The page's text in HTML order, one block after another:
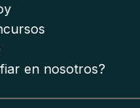
en nosotros?